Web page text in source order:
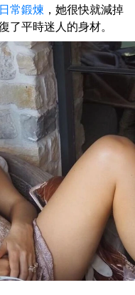
日常鍛煉 ，她很快就減掉
了平時迷人的身材。